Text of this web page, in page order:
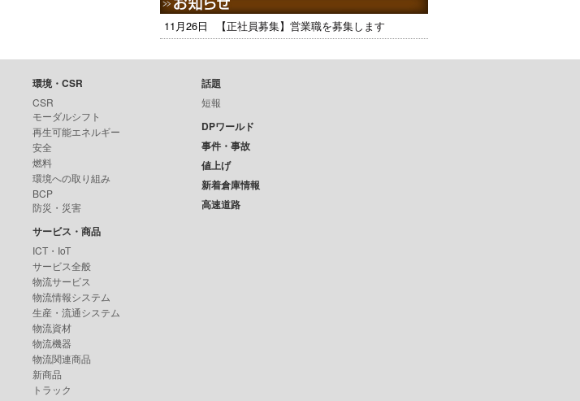
11月26日 【正社員募集】営業職を募集します
環境・CSR
CSR
モーダルシフト
再生可能エネルギー
安全
燃料
環境への取り組み
BCP
防災・災害
サービス・商品
ICT・IoT
サービス全般
物流サービス
物流情報システム
生産・流通システム
物流資材
物流機器
物流関連商品
新商品
トラック
話題
短報
DPワールド
事件・事故
値上げ
新着倉庫情報
高速道路